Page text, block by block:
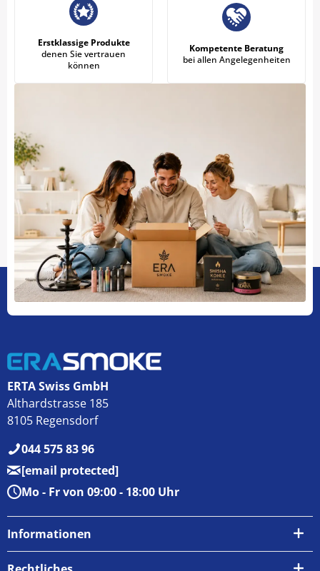
Erstklassige Produkte
denen Sie vertrauen
können
Kompetente Beratung
bei allen Angelegenheiten
ERTA Swiss GmbH
Althardstrasse 185
8105 Regensdorf
044 575 83 96
[email protected]
Mo - Fr von 09:00 - 18:00 Uhr
Informationen
Über uns